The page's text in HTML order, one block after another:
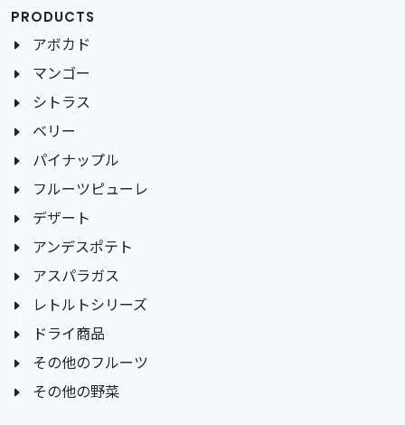
PRODUCTS
アボカド
マンゴー
シトラス
ベリー
パイナップル
フルーツピューレ
デザート
アンデスポテト
アスパラガス
レトルトシリーズ
ドライ商品
その他のフルーツ
その他の野菜